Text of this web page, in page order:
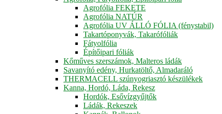
Agrofólia FEKETE
Agrofólia NATÚR
Agrofólia UV ÁLLÓ FÓLIA (fénystabil)
Takartóponyvák, Takarófóliák
Fátyolfólia
Építőipari fóliák
Kőműves szerszámok, Malteros ládák
Savanyító edény, Hurkatöltő, Almadaráló
THERMACELL szúnyogriasztó készülékek
Kanna, Hordó, Láda, Rekesz
Hordók, Esővízgyűjtők
Ládák, Rekeszek